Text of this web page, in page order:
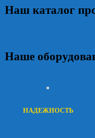
Наш каталог
Наше
НАДЕЖНОСТЬ